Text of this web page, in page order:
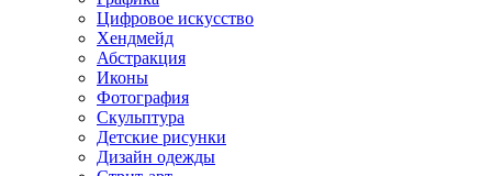
Цифровое искусство
Хендмейд
Абстракция
Иконы
Фотография
Скульптура
Детские рисунки
Дизайн одежды